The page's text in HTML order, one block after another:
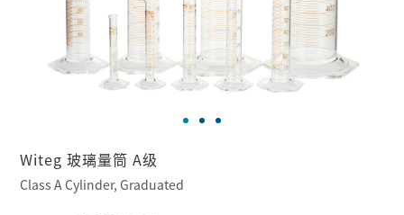
Witeg 玻璃量筒 A级
Class A Cylinder, Graduated